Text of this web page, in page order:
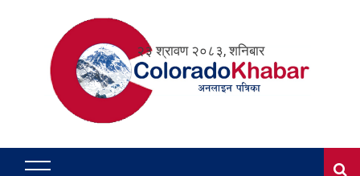
२३ श्रावण २०८३, शनिबार